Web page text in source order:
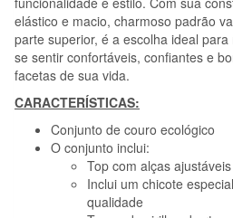
elástico e macio, charmoso padrão
parte superior, é a escolha ideal
se sentir confortáveis, confiantes e
facetas de sua vida.
CARACTERÍSTICAS:
Conjunto de couro ecológico
O conjunto inclui:
Top com alças ajustáveis
Inclui um chicote
qualidade